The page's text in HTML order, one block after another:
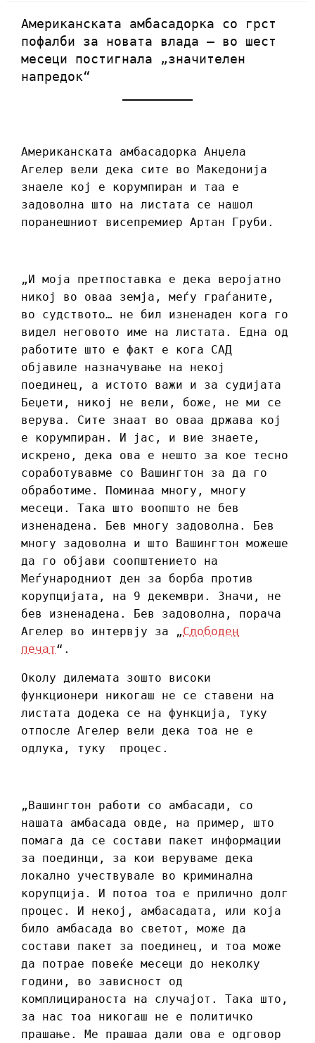
Американската амбасадорка со грст
пофалби за новата влада – во шест
месеци постигнала „значителен
напредок“
Американската амбасадорка Анџела
Агелер вели дека сите во Македонија
знаеле кој е корумпиран и таа е
задоволна што на листата се нашол
поранешниот висепремиер Артан Груби.
„И моја претпоставка е дека веројатно
никој во оваа земја, меѓу граѓаните,
во судството… не бил изненаден кога го
видел неговото име на листата. Една од
работите што е факт е кога САД
објавиле назначување на некој
поединец, а истото важи и за судијата
Беџети, никој не вели, боже, не ми се
верува. Сите знаат во оваа држава кој
е корумпиран. И јас, и вие знаете,
искрено, дека ова е нешто за кое тесно
соработувавме со Вашингтон за да го
обработиме. Поминаа многу, многу
месеци. Така што воопшто не бев
изненадена. Бев многу задоволна. Бев
многу задоволна и што Вашингтон можеше
да го објави соопштението на
Меѓународниот ден за борба против
корупцијата, на 9 декември. Значи, не
бев изненадена. Бев задоволна, порача
Агелер во интервју за „Слободен
печат“.
Околу дилемата зошто високи
функционери никогаш не се ставени на
листата додека се на функција, туку
отпосле Агелер вели дека тоа не е
одлука, туку процес.
„Вашингтон работи со амбасади, со
нашата амбасада овде, на пример, што
помага да се состави пакет информации
за поединци, за кои веруваме дека
локално учествувале во криминална
корупција. И потоа тоа е прилично долг
процес. И некој, амбасадата, или која
било амбасада во светот, може да
состави пакет за поединец, и тоа може
да потрае повеќе месеци до неколку
години, во зависност од
комплицираноста на случајот. Така што,
за нас тоа никогаш не е политичко
прашање. Ме прашаа дали ова е одговор